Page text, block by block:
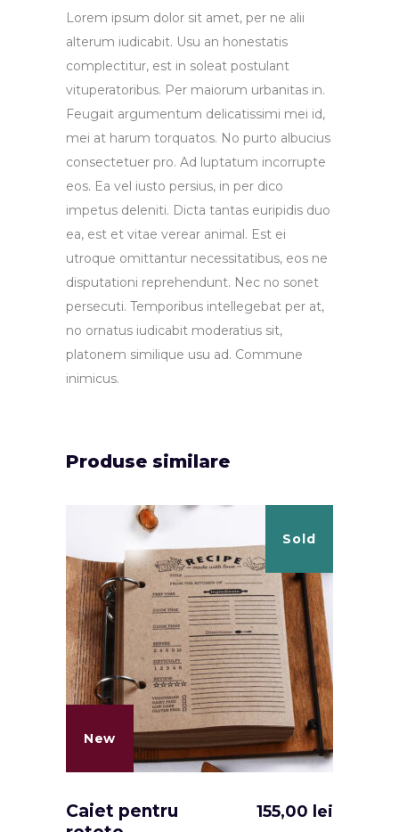
Lorem ipsum dolor sit amet, per ne alii
alterum iudicabit. Usu an honestatis
complectitur, est in soleat postulant
vituperatoribus. Per maiorum urbanitas in.
Feugait argumentum delicatissimi mei id,
mei at harum torquatos. No purto albucius
consectetuer pro. Ad luptatum incorrupte
eos. Ea vel iusto persius, in per dico
impetus deleniti. Dicta tantas euripidis duo
ea, est et vitae verear animal. Est ei
utroque omittantur necessitatibus, eos ne
disputationi reprehendunt. Nec no sonet
persecuti. Temporibus intellegebat per at,
no ornatus iudicabit moderatius sit,
platonem similique usu ad. Commune
inimicus.
Produse similare
Sold
New
Caiet pentru
155,00 lei